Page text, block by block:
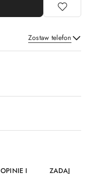
Zostaw telefon
OPINIE I
ZADAJ